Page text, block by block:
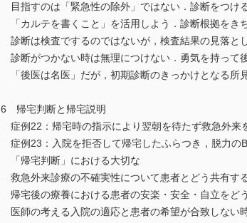
目指すのは「緊急性の除外」ではない．診断をつけ
「カルテを書くこと」を活用しよう．診断根拠をき
診断は検査でするのではないが，検査結果の見落と
診断がつかない時は無理につけない．勇気を持って
「後医は名医」だが，初期診断のきっかけとなる所
6 帰宅判断と帰宅説明
症例22：帰宅時の指示により翌朝を待たず救急外来
症例23：入院を拒否して帰宅したふらつき，脱力の
「帰宅判断」における大切な
救急外来診療の不確実性について患者とどう共有す
帰宅後の療養における患者の安楽・安全・自立をど
医師の考える入院の適応と患者の希望が合致しない